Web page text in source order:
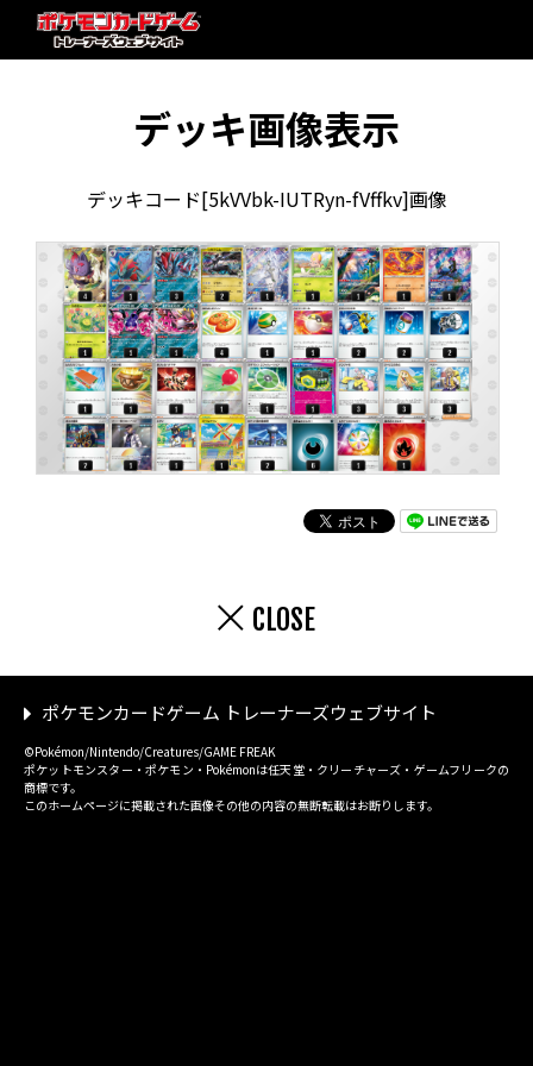
デッキ画像表示
デッキコード[5kVVbk-IUTRyn-fVffkv]画像
CLOSE
ポケモンカードゲーム トレーナーズウェブサイト
©Pokémon/Nintendo/Creatures/GAME FREAK
ポケットモンスター・ポケモン・Pokémonは任天堂・クリーチャーズ・ゲームフリークの
商標です。
このホームページに掲載された画像その他の内容の無断転載はお断りします。